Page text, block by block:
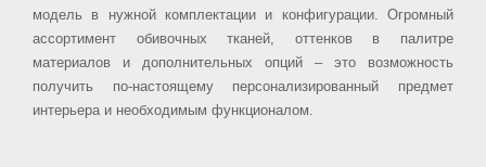
модель в нужной комплектации и конфигурации. Огромный
ассортимент обивочных тканей, оттенков в палитре
материалов и дополнительных опций – это возможность
получить по-настоящему персонализированный предмет
интерьера и необходимым функционалом.